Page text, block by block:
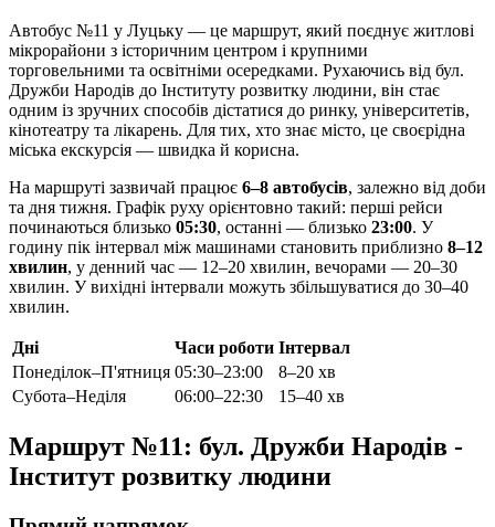
Автобус №11 у Луцьку — це маршрут, який поєднує житлові
мікрорайони з історичним центром і крупними
торговельними та освітніми осередками. Рухаючись від бул.
Дружби Народів до Інституту розвитку людини, він стає
одним із зручних способів дістатися до ринку, університетів,
кінотеатру та лікарень. Для тих, хто знає місто, це своєрідна
міська екскурсія — швидка й корисна.
На маршруті зазвичай працює 6–8 автобусів, залежно від доби
та дня тижня. Графік руху орієнтовно такий: перші рейси
починаються близько 05:30, останні — близько 23:00. У
годину пік інтервал між машинами становить приблизно 8–12
хвилин, у денний час — 12–20 хвилин, вечорами — 20–30
хвилин. У вихідні інтервали можуть збільшуватися до 30–40
хвилин.
Дні Часи роботи Інтервал
Понеділок–П'ятниця 05:30–23:00
8–20 хв
Субота–Неділя
06:00–22:30 15–40 хв
Маршрут №11: бул. Дружби Народів -
Інститут розвитку людини